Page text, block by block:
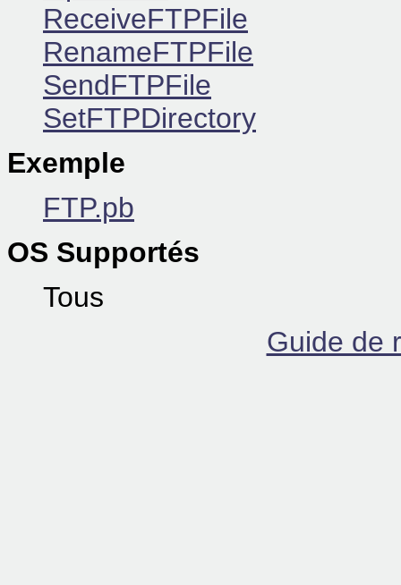
ReceiveFTPFile
RenameFTPFile
SendFTPFile
SetFTPDirectory
Exemple
FTP.pb
OS Supportés
Tous
Guide de